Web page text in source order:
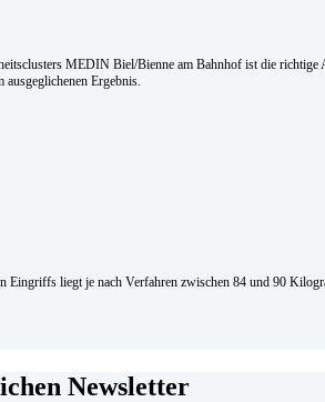
MEDIN Biel/Bienne am Bahnhof ist die
Ergebnis.
liegt je nach Verfahren zwischen 84 und 90
Newsletter